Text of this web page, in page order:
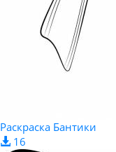
Раскраска Бантики
16